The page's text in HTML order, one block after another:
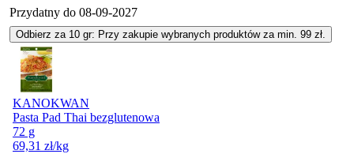
Przydatny do 08-09-2027
Odbierz za 10 gr: Przy zakupie wybranych produktów za min. 99 zł.
KANOKWAN
Pasta Pad Thai bezglutenowa
72 g
69,31 zł/kg